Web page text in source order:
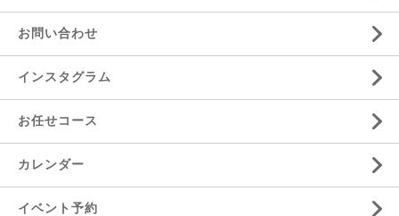
お問い合わせ
インスタグラム
お任せコース
カレンダー
イベント予約